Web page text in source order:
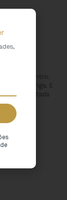
cidade dentro.
Tongobriga. E
que é inspitada